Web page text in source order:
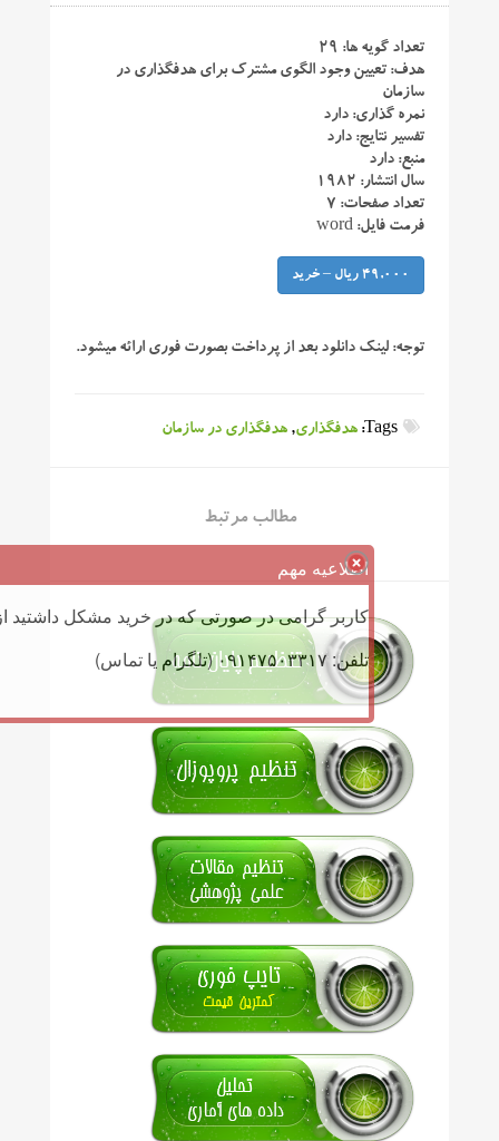
تعداد گویه ها: ۲۹
هدف: تعیین وجود الگوی مشترک برای هدفگذاری در
سازمان
نمره گذاری: دارد
تفسیر نتایج: دارد
منبع: دارد
سال انتشار: ۱۹۸۲
تعداد صفحات: ۷
فرمت فایل: word
49,000 ریال – خرید
توجه: لینک دانلود بعد از پرداخت بصورت فوری ارائه میشود.
Tags: هدفگذاری,هدفگذاری در سازمان
مطالب مرتبط
اطلاعیه مهم
کاربر گرامی در صورتی که در خرید مشکل داشتید
تلفن: ۰۹۱۴۷۵۰۳۳۱۷ (تلگرام یا تماس)